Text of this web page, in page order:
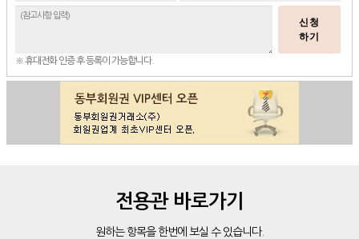
신청
하기
※ 휴대전화 인증 후 등록이 가능합니다.
전용관 바로가기
원하는 항목을 한번에 보실 수 있습니다.